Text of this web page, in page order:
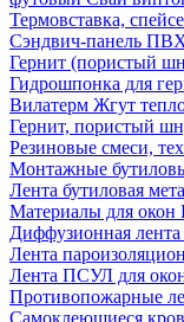
Термовставка,
Сэндвич-панель
Гернит (пористый
Гидрошпонка для
Вилатерм Жгут
Гернит, пористый
Резиновые смеси,
Монтажные
Лента бутиловая
Материалы для окон
Диффузионная
Лента
Лента ПСУЛ для
Противопожарные
Самоклеющиеся